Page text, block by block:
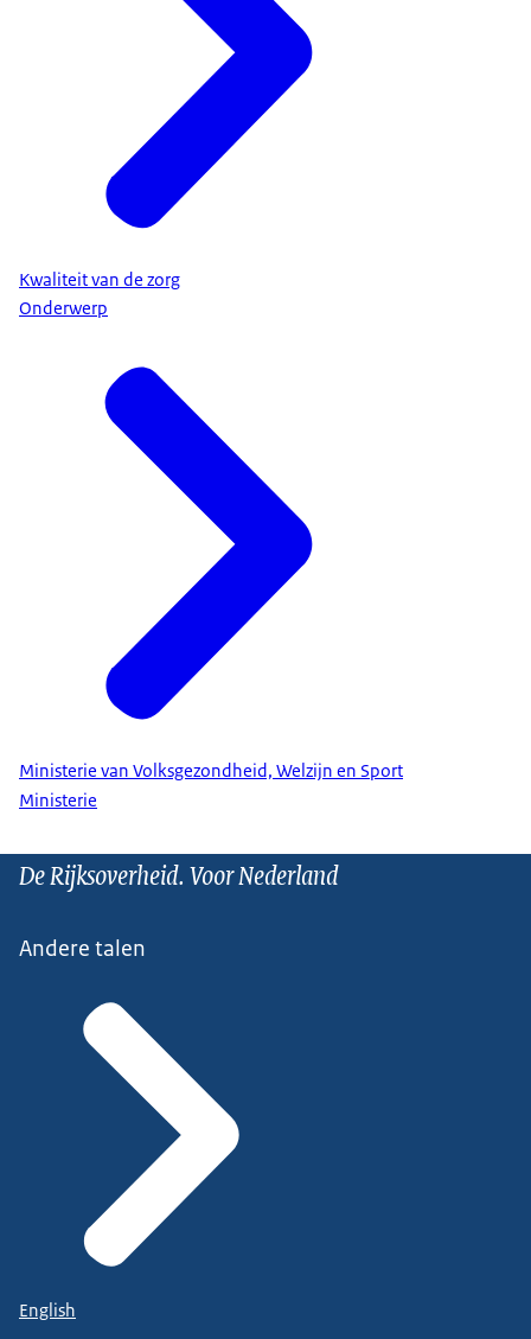
Kwaliteit van de zorg
Onderwerp
Ministerie van Volksgezondheid, Welzijn en Sport
Ministerie
De Rijksoverheid. Voor Nederland
Andere talen
English